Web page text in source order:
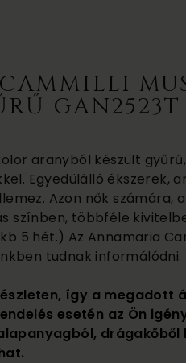
GAN2523T
aranyból készült
Egyedülálló ékszerek,
Azon nők számára,
színben, többféle
5 hét.) Az Annamaria
tudnak informálódni.
így a megadott
esetén az Ön
drágakőből